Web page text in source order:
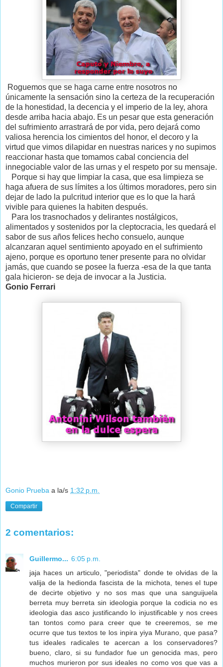
Roguemos que se haga carne entre nosotros no
únicamente la sensación sino la certeza de la recuperación
de la honestidad, la decencia y el imperio de la ley, ahora
desde arriba hacia abajo. Es un pesar que esta generación
del sufrimiento arrastrará de por vida, pero dejará como
valiosa herencia los cimientos del honor, el decoro y la
virtud que vimos dilapidar en nuestras narices y no supimos
reaccionar hasta que tomamos cabal conciencia del
innegociable valor de las urnas y el respeto por su mensaje.
Porque si hay que limpiar la casa, que esa limpieza se
haga afuera de sus límites a los últimos moradores, pero sin
dejar de lado la pulcritud interior que es lo que la hará
vivible para quienes la habiten después.
Para los trasnochados y delirantes nostálgicos,
alimentados y sostenidos por la cleptocracia, les quedará el
sabor de sus años felices hecho consuelo, aunque
alcanzaran aquel sentimiento apoyado en el sufrimiento
ajeno, porque es oportuno tener presente para no olvidar
jamás, que cuando se posee la fuerza -esa de la que tanta
gala hicieron- se deja de invocar a la Justicia.
Gonio Ferrari
Gonio Prueba a la/s 1:32 p.m.
Compartir
2 comentarios:
Guillermo... 6:05 p.m.
jaja haces un articulo, "periodista" donde te olvidas de la
valija de la hedionda fascista de la michota, tenes el tupe
de decirte objetivo y no sos mas que una sanguijuela
berreta muy berreta sin ideologia porque la codicia no es
ideologia das asco justificando lo injustificable y nos crees
tan tontos como para creer que te creeremos, se me
ocurre que tus textos te los inpira yiya Murano, que pasa?
tus ideales radicales te acercan a los conservadores?
bueno, claro, si su fundador fue un genocida mas, pero
muchos murieron por sus ideales no como vos que vas a